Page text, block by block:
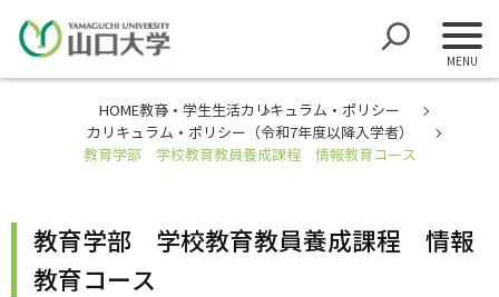
HOME教育・学生生活カリキュラム・ポリシー
カリキュラム・ポリシー（令和7年度以降入学者）
教育学部 学校教育教員養成課程 情報教育コース
教育学部 学校教育教員養成課程 情報
教育コース